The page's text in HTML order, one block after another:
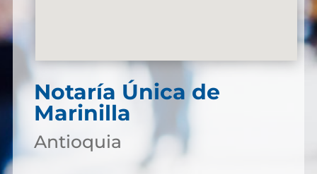
Notaría Única de
Marinilla
Antioquia